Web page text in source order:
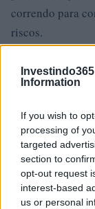
Information
If you wish to
processing of
targeted
section to
opt-out request
interest-based
us or personal
correndo para
riscos.
Uma decisão
queda
tenha acabado
necessário
perdas
dê uma olhada
querer